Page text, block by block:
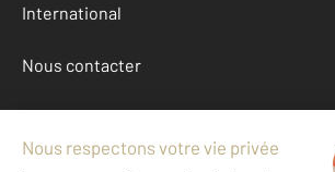
International
Nous contacter
Mentions légales & CGU et